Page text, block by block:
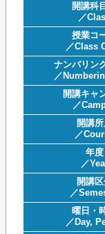
開講科
／
授業コ
／Class
ナンバリン
／
開講キャ
／
開講
／
年度
／
開講
／
曜日・
／Day,